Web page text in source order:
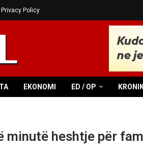
Privacy Policy
EKONOMI ED / OP
minutë heshtje për